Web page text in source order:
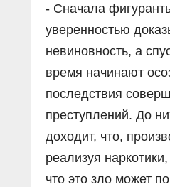
- Сначала
уверенностью
невиновность, а
время начинают
последствия
преступлений. До
доходит, что,
реализуя
что это зло может